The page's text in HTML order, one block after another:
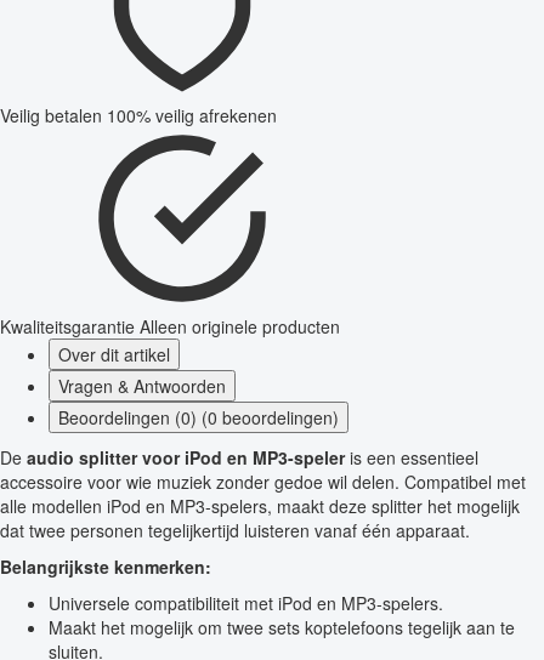
Veilig betalen 100% veilig afrekenen
Kwaliteitsgarantie Alleen originele producten
Over dit artikel
Vragen & Antwoorden
Beoordelingen (0) (0 beoordelingen)
De audio splitter voor iPod en MP3-speleris een essentieel
accessoire voor wie muziek zonder gedoe wil delen. Compatibel met
alle modellen iPod en MP3-spelers, maakt deze splitter het mogelijk
dat twee personen tegelijkertijd luisteren vanaf één apparaat.
Belangrijkste kenmerken:
Universele compatibiliteit met iPod en MP3-spelers.
Maakt het mogelijk om twee sets koptelefoons tegelijk aan te
sluiten.